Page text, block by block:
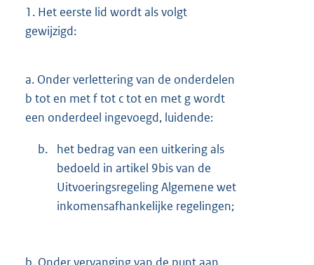
1. Het eerste lid wordt als volgt
gewijzigd:
a. Onder verlettering van de onderdelen
b tot en met f tot c tot en met g wordt
een onderdeel ingevoegd, luidende:
b.
het bedrag van een uitkering als
bedoeld in artikel 9bis van de
Uitvoeringsregeling Algemene wet
inkomensafhankelijke regelingen;